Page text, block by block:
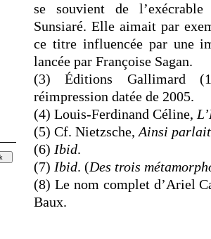
se souvient de l’exécrable
Sunsiaré. Elle aimait par
ce titre influencée par une
lancée par Françoise Sagan.
(3) Éditions Gallimard
réimpression datée de 2005.
(4) Louis-Ferdinand Céline,
(5) Cf. Nietzsche, Ainsi
(6) Ibid.
(7) Ibid. (Des trois
(8) Le nom complet d’Ariel
Baux.